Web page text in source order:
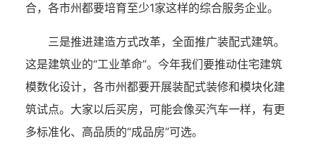
合，各市州都要培育至少1家这样的综合服务企业。
三是推进建造方式改革，全面推广装配式建筑。
这是建筑业的“工业革命”。今年我们要推动住宅建筑
模数化设计，各市州都要开展装配式装修和模块化建
筑试点。大家以后买房，可能会像买汽车一样，有更
多标准化、高品质的“成品房”可选。